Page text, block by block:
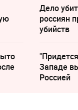
Дело
россиян
убийств
Западе
Россией